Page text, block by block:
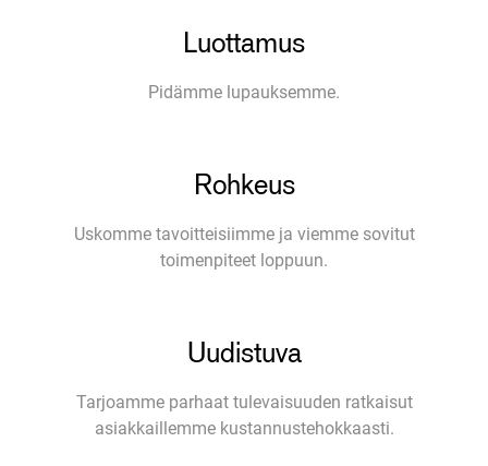
Luottamus
Pidämme lupauksemme.
Rohkeus
Uskomme tavoitteisiimme ja viemme sovitut
toimenpiteet loppuun.
Uudistuva
Tarjoamme parhaat tulevaisuuden ratkaisut
asiakkaillemme kustannustehokkaasti.